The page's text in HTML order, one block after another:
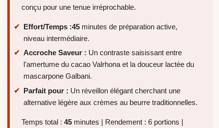
conçu pour une tenue irréprochable.
Effort/Temps :45 minutes de préparation active,
niveau intermédiaire.
Accroche Saveur : Un contraste saisissant entre
l'amertume du cacao Valrhona et la douceur lactée du
mascarpone Galbani.
Parfait pour : Un réveillon élégant cherchant une
alternative légère aux crèmes au beurre traditionnelles.
Temps total : 45 minutes | Rendement : 6 portions |